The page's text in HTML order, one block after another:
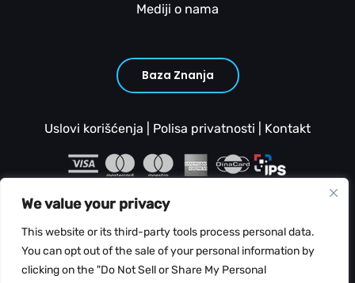
We value your privacy
This website or its third-party tools process personal data.
You can opt out of the sale of your personal information by
clicking on the "Do Not Sell or Share My Personal
Mediji o nama
Baza Znanja
Uslovi korišćenja Polisa privatnosti Kontakt